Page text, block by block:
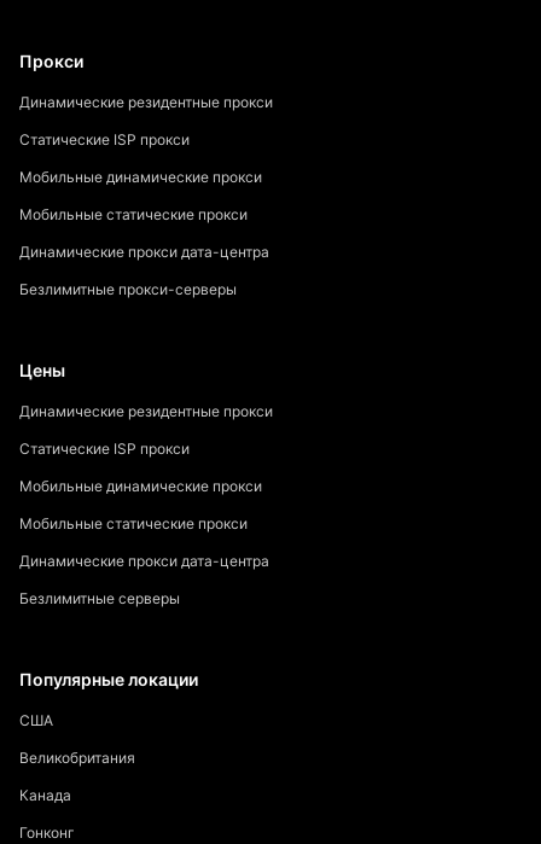
Прокси
Динамические резидентные прокси
Статические ISP прокси
Мобильные динамические прокси
Мобильные статические прокси
Динамические прокси дата-центра
Безлимитные прокси-серверы
Цены
Динамические резидентные прокси
Статические ISP прокси
Мобильные динамические прокси
Мобильные статические прокси
Динамические прокси дата-центра
Безлимитные серверы
Популярные локации
США
Великобритания
Канада
Гонконг